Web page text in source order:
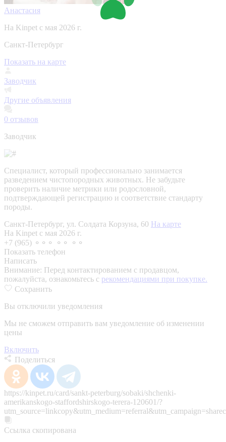
Анастасия
На Kinpet c мая 2026 г.
Санкт-Петербург
Показать на карте
Заводчик
Другие объявления
0 отзывов
Заводчик
Специалист, который профессионально занимается
разведением чистопородных животных. Не забудьте
проверить наличие метрики или родословной,
подтверждающей регистрацию и соответствие стандарту
породы.
Санкт-Петербург, ул. Солдата Корзуна, 60 На карте
На Kinpet c мая 2026 г.
+7 (965) ⚬⚬⚬ ⚬⚬ ⚬⚬
Показать телефон
Написать
Внимание: Перед контактированием с продавцом,
пожалуйста, ознакомьтесь с рекомендациями при покупке.
Сохранить
Вы отключили уведомления
Мы не сможем отправить вам уведомление об изменении
цены
Включить
Поделиться
https://kinpet.ru/card/sankt-peterburg/sobaki/shchenki-
amerikanskogo-staffordshirskogo-terera-120601/?
Ссылка скопирована